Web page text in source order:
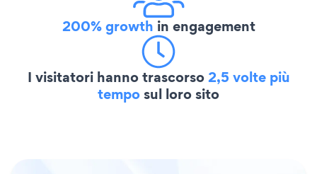
200% growth in engagement
I visitatori hanno trascorso2,5 volte più
temposul loro sito